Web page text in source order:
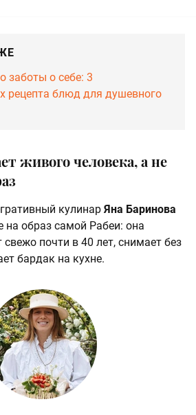
заботы о себе: 3
рецепта блюд для душевного
живого человека, а не
кулинар Яна Баринова
образ самой Рабеи: она
свежо почти в 40 лет, снимает без
бардак на кухне.